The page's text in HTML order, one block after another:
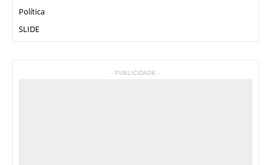
Política
SLIDE
- PUBLICIDADE -